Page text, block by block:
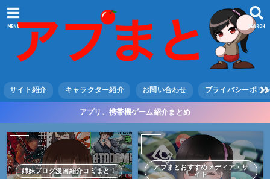
SEARCH
MENU
サイト紹介 キャラクター紹介 お問い合わせ プライバシーポリ
アプリ、携帯機ゲーム紹介まとめ
姉妹ブログ漫画紹介コミまと！
アプまとおすすめメディア・サ
イト